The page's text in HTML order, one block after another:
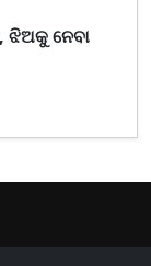
ନେବା